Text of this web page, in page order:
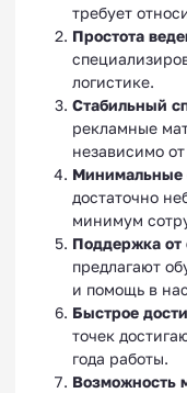
требует
Простота
логистике.
Стабильный
рекламные
независимо
Минимальные
достаточно
минимум
Поддержка от
предлагают
и помощь в
Быстрое
точек
года работы.
Возможность